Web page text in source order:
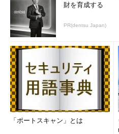
財を育成する
PR(dentsu Japan)
「ポートスキャン」とは